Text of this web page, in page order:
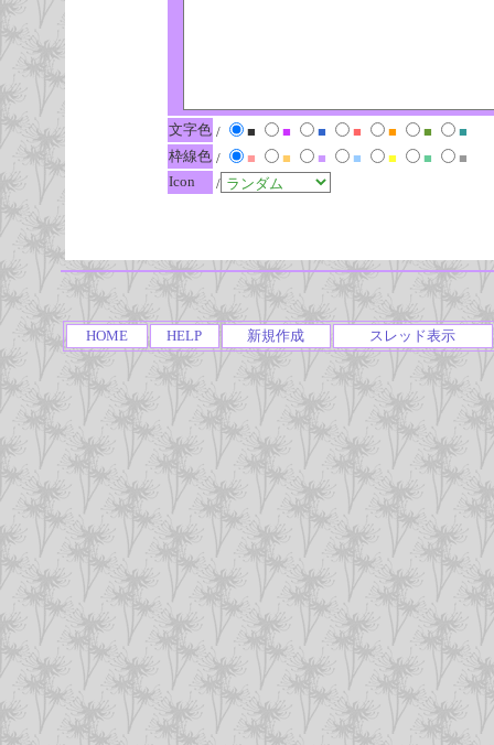
文字色 / ■ ■ ■ ■ ■ ■
■
枠線色 / ■ ■ ■ ■ ■ ■
■
Icon
/
HOME HELP 新規作成 スレッド表示